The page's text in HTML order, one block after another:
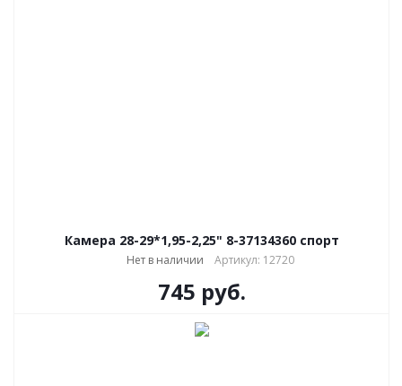
Камера 28-29*1,95-2,25" 8-37134360 спорт
Нет в наличии Артикул: 12720
745 руб.